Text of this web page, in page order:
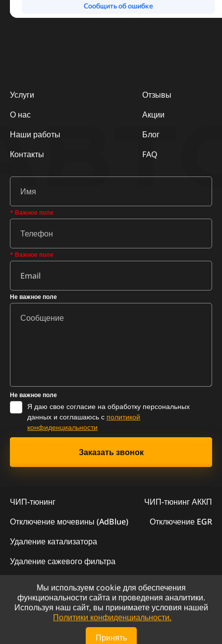
Услуги
О нас
Наши работы
Контакты
Отзывы
Акции
Блог
FAQ
* Важное поле
* Важное поле
Не важное поле
Не важное поле
Я даю свое согласие на обработку персональных
данных и соглашаюсь с политикой
конфиденциальности
ЧИП-тюнинг
ЧИП-тюнинг АККП
Отключение мочевины (AdBlue)
Отключение EGR
Удаление катализатора
Удаление сажевого фильтра
© 2023 - Официальный сайт "ChipLogic"
Политика конфиденциальности
Сайт разработан компанией DS-ART
Мы используем cookie для обеспечения
функциональности сайта и проведения аналитики.
Используя наш сайт, вы принимаете условия нашей
Политики конфиденциальности.
Принять